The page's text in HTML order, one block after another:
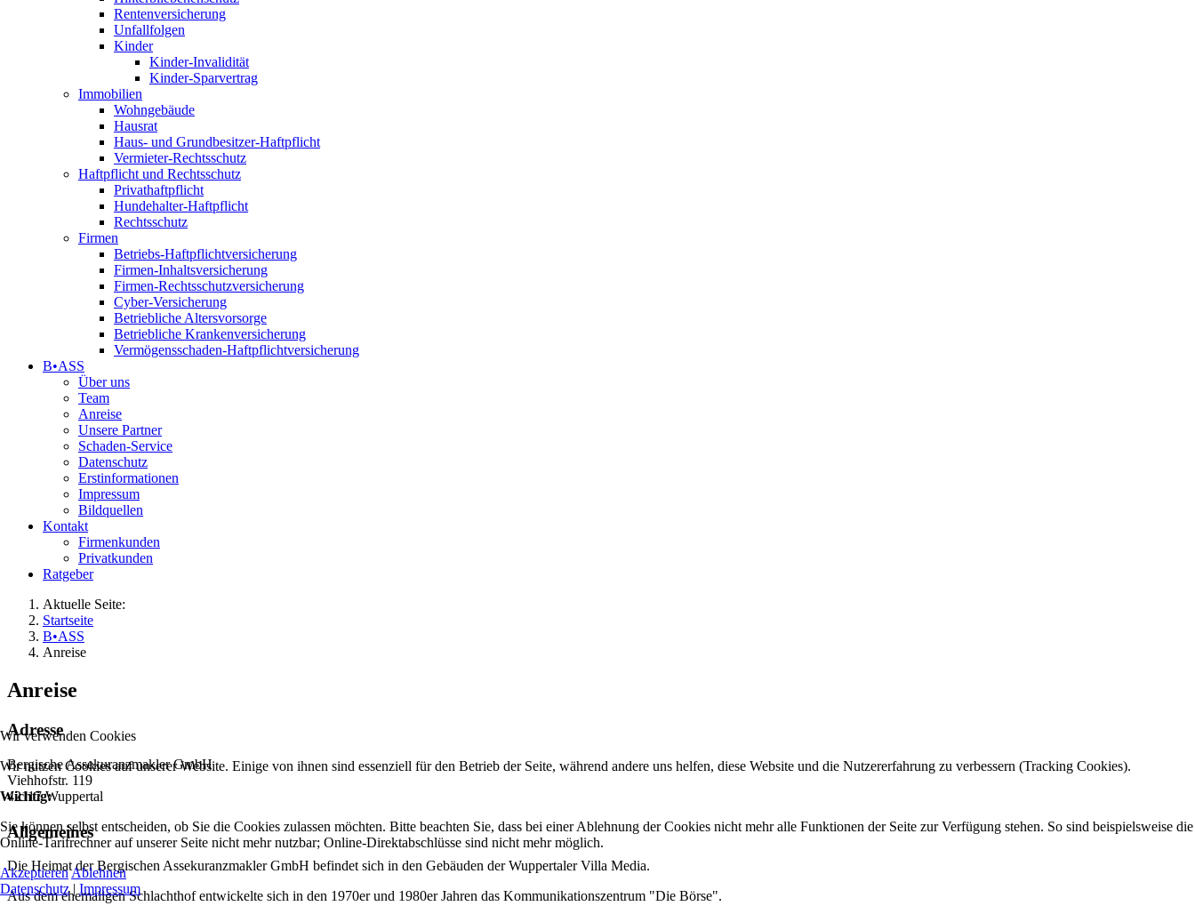
Rentenversicherung
Unfallfolgen
Kinder
Kinder-Invalidität
Kinder-Sparvertrag
Immobilien
Wohngebäude
Hausrat
Haus- und Grundbesitzer-Haftpflicht
Vermieter-Rechtsschutz
Haftpflicht und Rechtsschutz
Privathaftpflicht
Hundehalter-Haftpflicht
Rechtsschutz
Firmen
Betriebs-Haftpflichtversicherung
Firmen-Inhaltsversicherung
Firmen-Rechtsschutzversicherung
Cyber-Versicherung
Betriebliche Altersvorsorge
Betriebliche Krankenversicherung
Vermögensschaden-Haftpflichtversicherung
B•ASS
Über uns
Team
Anreise
Unsere Partner
Schaden-Service
Datenschutz
Erstinformationen
Impressum
Bildquellen
Kontakt
Firmenkunden
Privatkunden
Ratgeber
Aktuelle Seite:
Startseite
B•ASS
Anreise
Anreise
Adresse
Bergische Assekuranzmakler GmbH
Viehhofstr. 119
42117 Wuppertal
Allgemeines
Die Heimat der Bergischen Assekuranzmakler GmbH befindet sich in den Gebäuden der Wuppertaler Villa Media.
Aus dem ehemaligen Schlachthof entwickelte sich in den 1970er und 1980er Jahren das Kommunikationszentrum "Die Börse".
Wir verwenden Cookies
Wir nutzen Cookies auf unserer Website. Einige von ihnen sind essenziell für den Betrieb der Seite, während andere uns helfen, diese Website und die Nutzererfahrung zu verbessern (Tracking Cookies).
Wichtig:
Sie können selbst entscheiden, ob Sie die Cookies zulassen möchten. Bitte beachten Sie, dass bei einer Ablehnung der Cookies nicht mehr alle Funktionen der Seite zur Verfügung stehen. So sind beispielsweise die
Online-Tarifrechner auf unserer Seite nicht mehr nutzbar; Online-Direktabschlüsse sind nicht mehr möglich.
AkzeptierenAblehnen
Datenschutz| Impressum